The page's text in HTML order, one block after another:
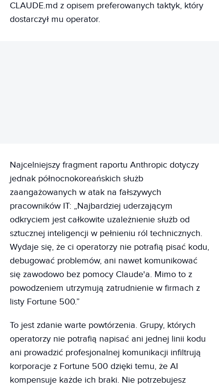
CLAUDE.md z opisem preferowanych taktyk, który
dostarczył mu operator.
Najcelniejszy fragment raportu Anthropic dotyczy
jednak północnokoreańskich służb
zaangażowanych w atak na fałszywych
pracowników IT: „Najbardziej uderzającym
odkryciem jest całkowite uzależnienie służb od
sztucznej inteligencji w pełnieniu ról technicznych.
Wydaje się, że ci operatorzy nie potrafią pisać kodu,
debugować problemów, ani nawet komunikować
się zawodowo bez pomocy Claude'a. Mimo to z
powodzeniem utrzymują zatrudnienie w firmach z
listy Fortune 500.”
To jest zdanie warte powtórzenia. Grupy, których
operatorzy nie potrafią napisać ani jednej linii kodu
ani prowadzić profesjonalnej komunikacji infiltrują
korporacje z Fortune 500 dzięki temu, że AI
kompensuje każde ich braki. Nie potrzebujesz